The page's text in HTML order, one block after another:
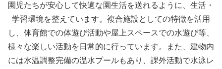
園児たちが安心して快適な園生活を送れるように、生活・
学習環境を整えています。複合施設としての特徴を活用
し、体育館での体遊び活動や屋上スペースでの水遊び等、
様々な楽しい活動を日常的に行っています。また、建物内
には水温調整完備の温水プールもあり、課外活動で水泳レ